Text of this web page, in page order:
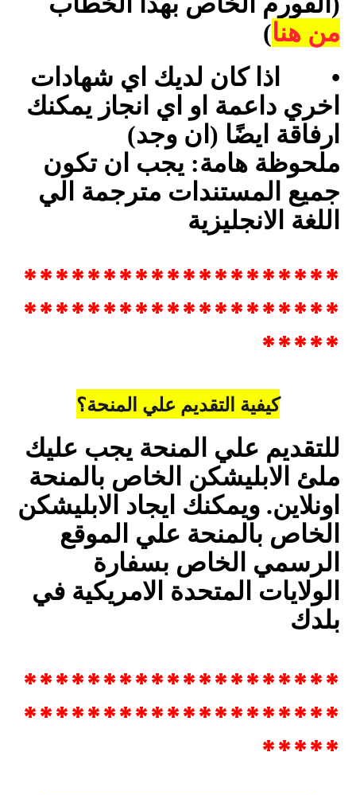
من هنا)
•
اذا كان لديك اي شهادات
اخري داعمة او اي انجاز يمكنك
ارفاقة ايضًا (ان وجد)
ملحوظة هامة: يجب ان تكون
جميع المستندات مترجمة الي
اللغة الانجليزية
********************
********************
*****
كيفية التقديم علي المنحة؟
للتقديم علي المنحة يجب عليك
ملئ الابليشكن الخاص بالمنحة
اونلاين. ويمكنك ايجاد الابليشكن
الخاص بالمنحة علي الموقع
الرسمي الخاص بسفارة
الولايات المتحدة الامريكية في
بلدك
********************
********************
*****